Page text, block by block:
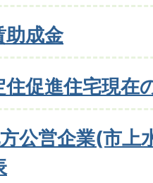
助成金
促進住宅現在
公営企業(市上